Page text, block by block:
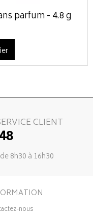
parfum - 4.8 g
CLIENT
8h30 à 16h30
nous